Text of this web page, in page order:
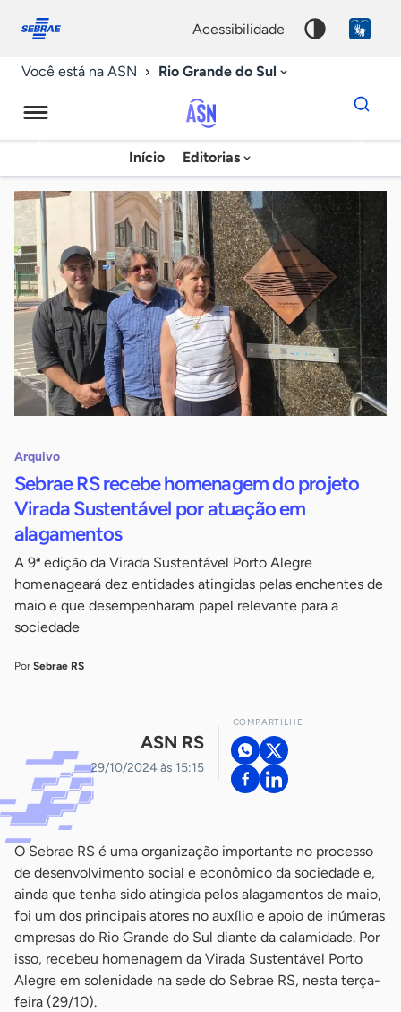
conosco
acessibilidade
Você está na ASN Rio Grande do Sul
Agência
Sebrae
de
Notícias
Início Editorias
Dados
para
chave
Arquivo
Sebrae RS recebe homenagem do projeto
Virada Sustentável por atuação em
alagamentos
A 9ª edição da Virada Sustentável Porto Alegre
homenageará dez entidades atingidas pelas enchentes de
maio e que desempenharam papel relevante para a
sociedade
Por Sebrae RS
ASN RS
29/10/2024 às 15:15
COMPARTILHE
O Sebrae RS é uma organização importante no processo
de desenvolvimento social e econômico da sociedade e,
ainda que tenha sido atingida pelos alagamentos de maio,
foi um dos principais atores no auxílio e apoio de inúmeras
empresas do Rio Grande do Sul diante da calamidade. Por
isso, recebeu homenagem da Virada Sustentável Porto
Alegre em solenidade na sede do Sebrae RS, nesta terça-
feira (29/10).